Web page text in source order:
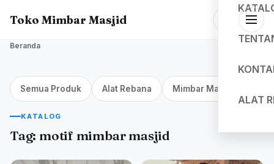
Toko Mimbar Masjid
ALAT
Beranda
Semua Produk Alat Rebana Mimbar Masjid Jakarta
KATALOG
Tag: motif mimbar masjid